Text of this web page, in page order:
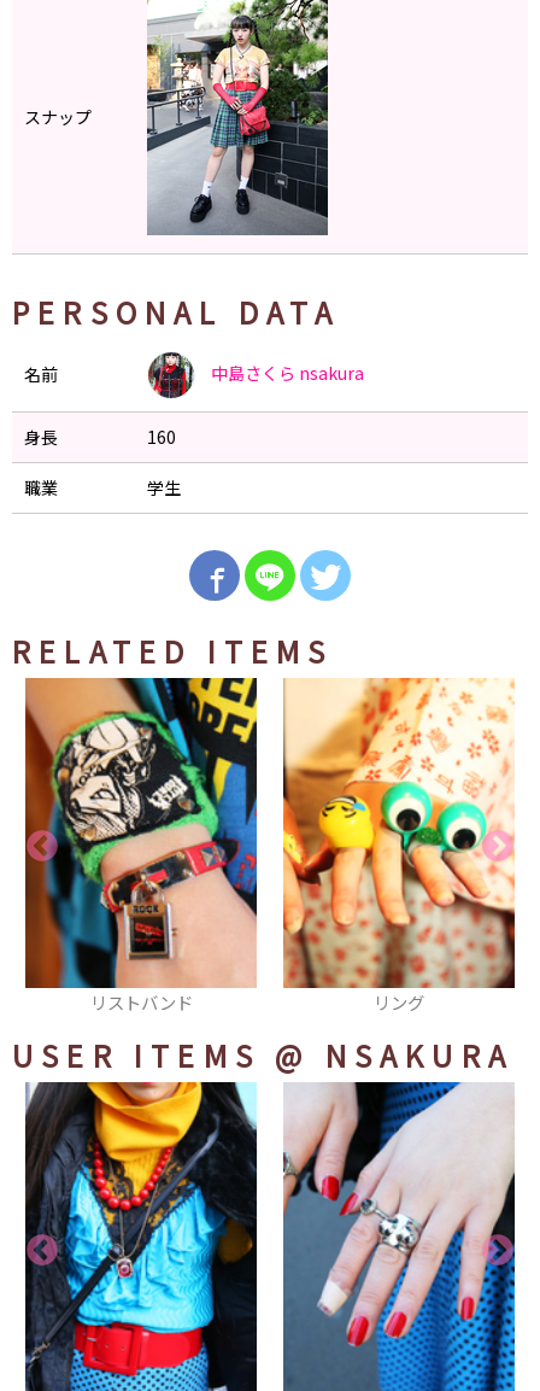
スナップ
PERSONAL DATA
名前 中島さくら nsakura
身長 160
職業 学生
RELATED ITEMS
リング ジャンパー(バックプリント)
USER ITEMS @ NSAKURA